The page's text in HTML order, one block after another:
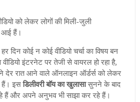
को लेकर लोगों की मिली-जुली
आई हैं।
दिन कोई न कोई वीडियो चर्चा का विषय बन
इंटरनेट पर तेजी से वायरल हो रहा है,
देर रात आने वाले ऑनलाइन ऑर्डर्स को लेकर
हैं। इस डिलीवरी बॉय का खुलासासुनने के बाद
हैं और अपने अनुभव भी साझा कर रहे हैं।